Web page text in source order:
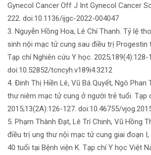
Gynecol Cancer Off J Int Gynecol Cancer
222. doi:10.1136/ijgc-2022-004047
3. Nguyễn Hồng Hoa, Lê Chí Thanh. Tỷ lệ
sinh nội mạc tử cung sau điều trị Progestin
Tạp chí Nghiên cứu Y học. 2025;189(4):128-
doi:10.52852/tcncyh.v189i4.3212
4. Đinh Thị Hiền Lê, Vũ Bá Quyết, Ngô Phan
thư niêm mạc tử cung ở người trẻ tuổi. Tạp
2015;13(2A):126-127. doi:10.46755/
5. Phạm Thành Đạt, Lê Trí Chinh, Vũ Hồng
điều trị ung thư nội mạc tử cung giai đoạn I,
40 tuổi tại Bệnh viện K. Tạp chí Y học Việt